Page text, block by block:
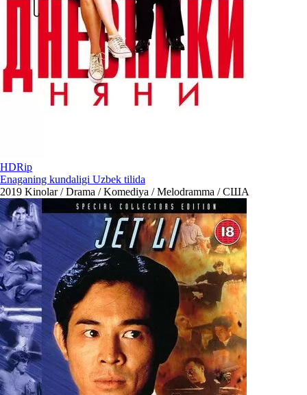
HDRip
Enaganing kundaligi Uzbek tilida
2019 Kinolar / Drama / Komediya / Melodramma / США